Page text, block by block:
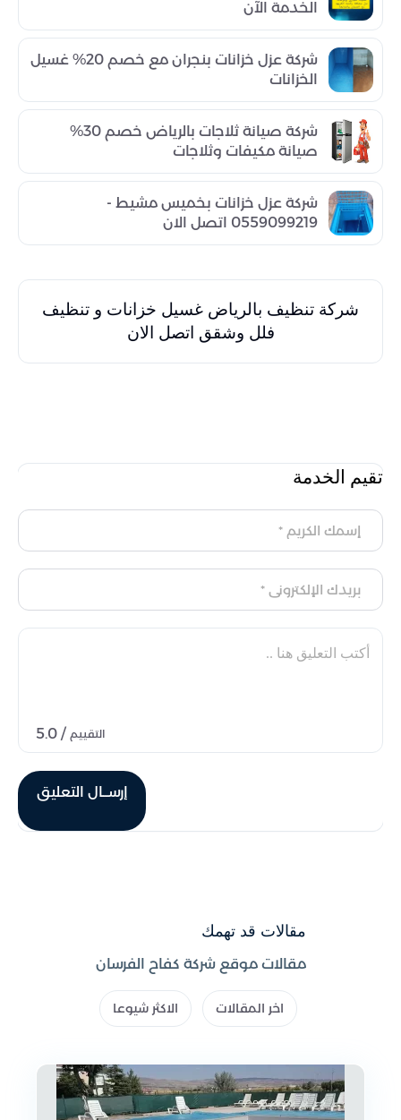
الخدمة الآن
شركة عزل خزانات بنجران مع خصم 20% غسيل
الخزانات
شركة صيانة ثلاجات بالرياض خصم 30%
صيانة مكيفات وثلاجات
شركة عزل خزانات بخميس مشيط -
0559099219 اتصل الان
شركة تنظيف بالرياض غسيل خزانات و تنظيف
فلل وشقق اتصل الان
تقيم الخدمة
التقييم / 5.0
إرســال التعليق
مقالات قد تهمك
مقالات موقع شركة كفاح الفرسان
اخر المقالات الاكثر شيوعا